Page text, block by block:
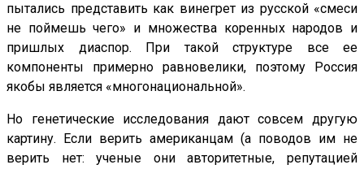
пытались представить как винегрет из русской «смеси
не поймешь чего» и множества коренных народов и
пришлых диаспор. При такой структуре все ее
компоненты примерно равновелики, поэтому Россия
якобы является «многонациональной».
Но генетические исследования дают совсем другую
картину. Если верить американцам (а поводов им не
верить нет: ученые они авторитетные, репутацией